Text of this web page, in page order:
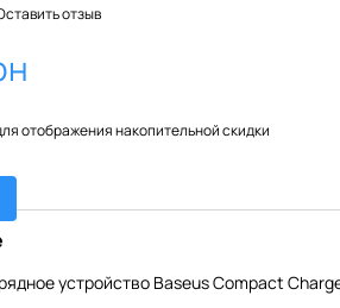
отзыв
отображения накопительной скидки
устройство Baseus Compact